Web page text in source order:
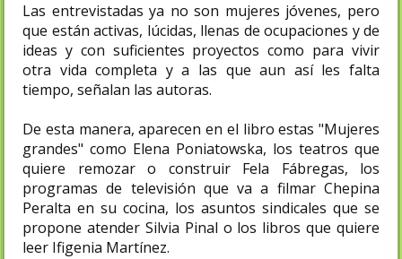
Las entrevistadas ya no son mujeres jóvenes, pero
que están activas, lúcidas, llenas de ocupaciones y de
ideas y con suficientes proyectos como para vivir
otra vida completa y a las que aun así les falta
tiempo, señalan las autoras.
De esta manera, aparecen en el libro estas "Mujeres
grandes" como Elena Poniatowska, los teatros que
quiere remozar o construir Fela Fábregas, los
programas de televisión que va a filmar Chepina
Peralta en su cocina, los asuntos sindicales que se
propone atender Silvia Pinal o los libros que quiere
leer Ifigenia Martínez.